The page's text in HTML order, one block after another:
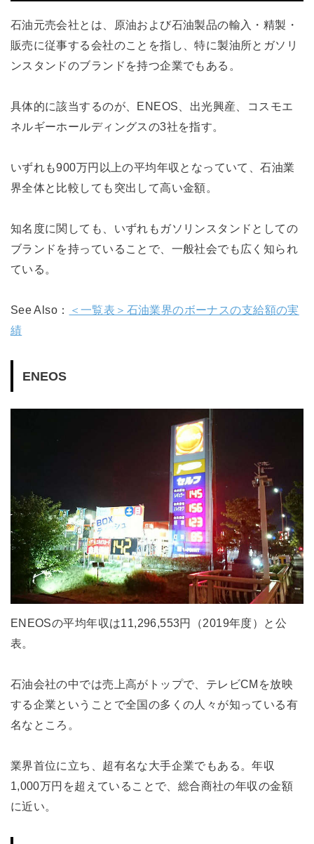
石油元売会社とは、原油および石油製品の輸入・精製・
販売に従事する会社のことを指し、特に製油所とガソリ
ンスタンドのブランドを持つ企業でもある。
具体的に該当するのが、ENEOS、出光興産、コスモエ
ネルギーホールディングスの3社を指す。
いずれも900万円以上の平均年収となっていて、石油業
界全体と比較しても突出して高い金額。
知名度に関しても、いずれもガソリンスタンドとしての
ブランドを持っていることで、一般社会でも広く知られ
ている。
See Also：
＜一覧表＞石油業界のボーナスの支給額の実
績
ENEOS
ENEOSの平均年収は11,296,553円（2019年度）と公
表。
石油会社の中では売上高がトップで、テレビCMを放映
する企業ということで全国の多くの人々が知っている有
名なところ。
業界首位に立ち、超有名な大手企業でもある。年収
1,000万円を超えていることで、総合商社の年収の金額
に近い。